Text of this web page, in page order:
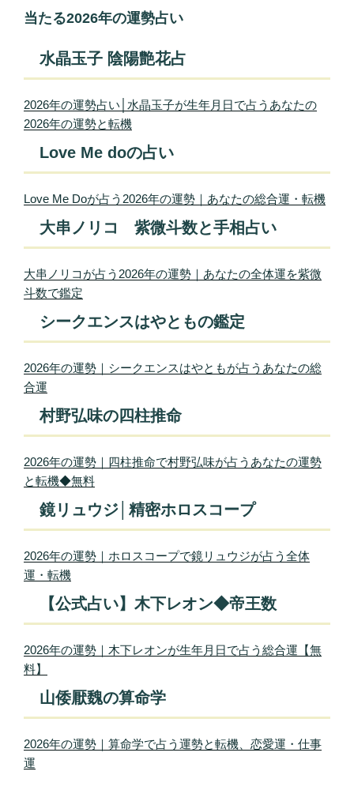
当たる2026年の運勢占い
水晶玉子 陰陽艶花占
2026年の運勢占い│水晶玉子が生年月日で占うあなたの
2026年の運勢と転機
Love Me doの占い
Love Me Doが占う2026年の運勢｜あなたの総合運・転機
大串ノリコ 紫微斗数と手相占い
大串ノリコが占う2026年の運勢｜あなたの全体運を紫微
斗数で鑑定
シークエンスはやともの鑑定
2026年の運勢｜シークエンスはやともが占うあなたの総
合運
村野弘味の四柱推命
2026年の運勢｜四柱推命で村野弘味が占うあなたの運勢
と転機◆無料
鏡リュウジ│精密ホロスコープ
2026年の運勢｜ホロスコープで鏡リュウジが占う全体
運・転機
【公式占い】木下レオン◆帝王数
2026年の運勢｜木下レオンが生年月日で占う総合運【無
料】
山倭厭魏の算命学
2026年の運勢｜算命学で占う運勢と転機、恋愛運・仕事
運